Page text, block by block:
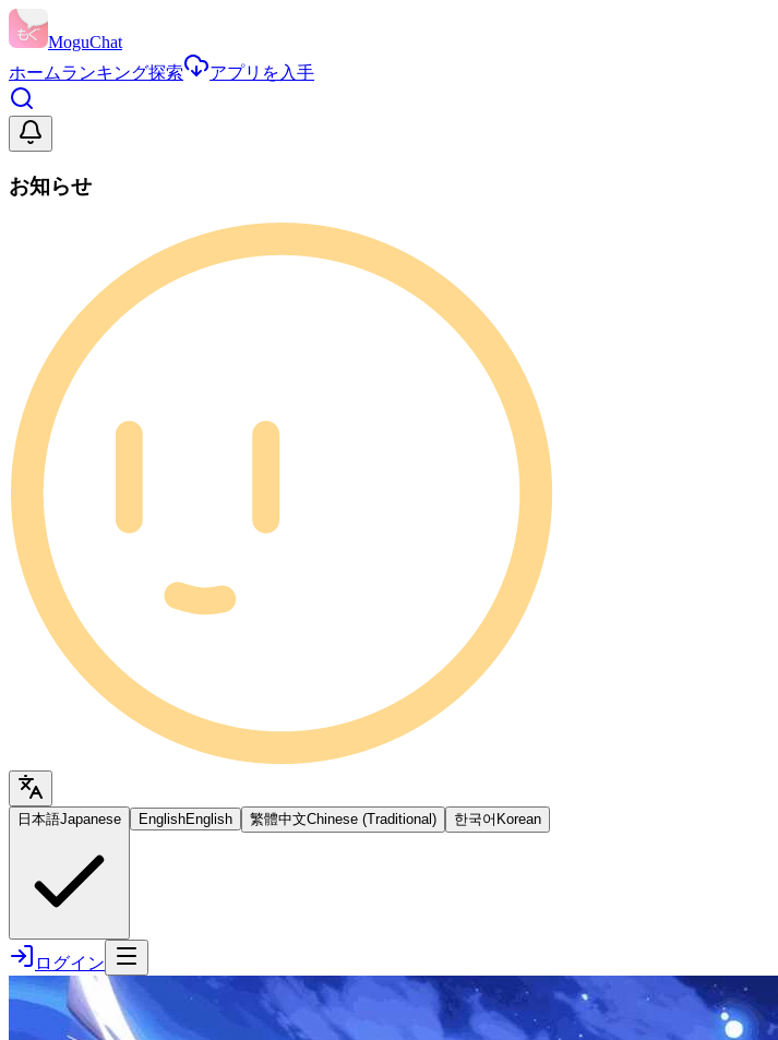
MoguChat
ホームランキング探索 アプリを入手
お知らせ
日本語Japanese EnglishEnglish 繁體中文Chinese (Traditional) 한국어 Korean
ログイン